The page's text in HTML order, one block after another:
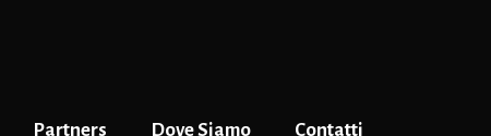
Partners Dove Siamo Contatti